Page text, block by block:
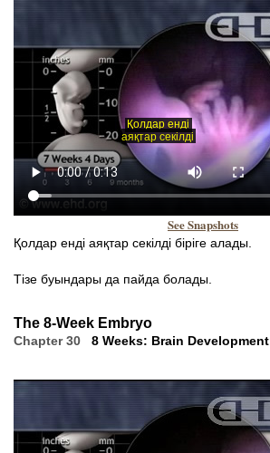
See Snapshots
Қолдар енді аяқтар секілді біріге алады.
Тізе буындары да пайда болады.
The 8-Week Embryo
Chapter 30 8 Weeks: Brain Development